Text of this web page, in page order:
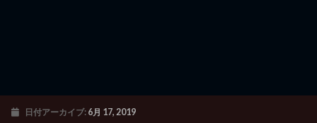
日付アーカイブ: 6月 17, 2019